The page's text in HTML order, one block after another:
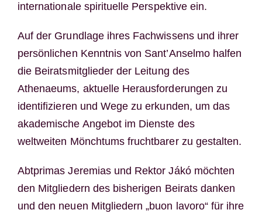
internationale spirituelle Perspektive ein.
Auf der Grundlage ihres Fachwissens und ihrer
persönlichen Kenntnis von Sant’Anselmo halfen
die Beiratsmitglieder der Leitung des
Athenaeums, aktuelle Herausforderungen zu
identifizieren und Wege zu erkunden, um das
akademische Angebot im Dienste des
weltweiten Mönchtums fruchtbarer zu gestalten.
Abtprimas Jeremias und Rektor Jákó möchten
den Mitgliedern des bisherigen Beirats danken
und den neuen Mitgliedern „buon lavoro“ für ihre